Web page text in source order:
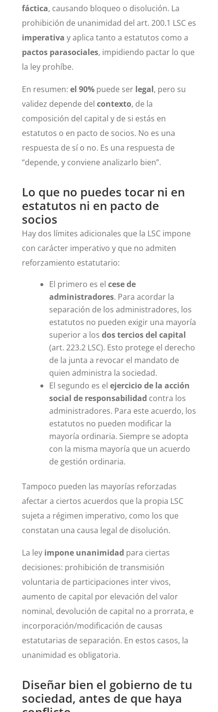
fáctica, causando bloqueo o disolución. La
prohibición de unanimidad del art. 200.1 LSC es
imperativa y aplica tanto a estatutos como a
pactos parasociales, impidiendo pactar lo que
la ley prohíbe.
En resumen: el 90% puede serlegal, pero su
validez depende del contexto, de la
composición del capital y de si estás en
estatutos o en pacto de socios. No es una
respuesta de sí o no. Es una respuesta de
“depende, y conviene analizarlo bien”.
Lo que no puedes tocar ni en
estatutos ni en pacto de
socios
Hay dos límites adicionales que la LSC impone
con carácter imperativo y que no admiten
reforzamiento estatutario:
El primero es el cese de
administradores. Para acordar la
separación de los administradores, los
estatutos no pueden exigir una mayoría
superior a los dos tercios del capital
(art. 223.2 LSC). Esto protege el derecho
de la junta a revocar el mandato de
quien administra la sociedad.
El segundo es el ejercicio de la acción
social de responsabilidad contra los
administradores. Para este acuerdo, los
estatutos no pueden modificar la
mayoría ordinaria. Siempre se adopta
con la misma mayoría que un acuerdo
de gestión ordinaria.
Tampoco pueden las mayorías reforzadas
afectar a ciertos acuerdos que la propia LSC
sujeta a régimen imperativo, como los que
constatan una causa legal de disolución.
La ley impone unanimidad para ciertas
decisiones: prohibición de transmisión
voluntaria de participaciones inter vivos,
aumento de capital por elevación del valor
nominal, devolución de capital no a prorrata, e
incorporación/modificación de causas
estatutarias de separación. En estos casos, la
unanimidad es obligatoria.
Diseñar bien el gobierno de tu
sociedad, antes de que haya